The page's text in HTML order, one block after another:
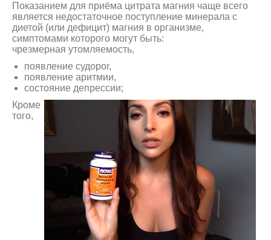
Показанием для приёма цитрата магния чаще всего
является недостаточное поступление минерала с
диетой (или дефицит) магния в организме,
симптомами которого могут быть:
чрезмерная утомляемость,
появление судорог,
появление аритмии,
состояние депрессии;
Кроме
того,